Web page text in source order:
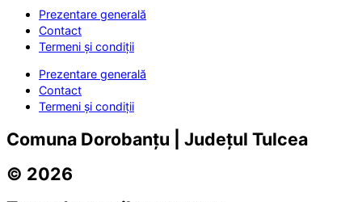
Prezentare generală
Contact
Termeni și condiții
Prezentare generală
Contact
Termeni și condiții
Comuna Dorobanțu | Județul Tulcea
© 2026